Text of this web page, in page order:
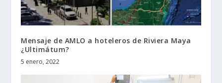
Mensaje de AMLO a hoteleros de Riviera Maya
¿Ultimátum?
5 enero, 2022